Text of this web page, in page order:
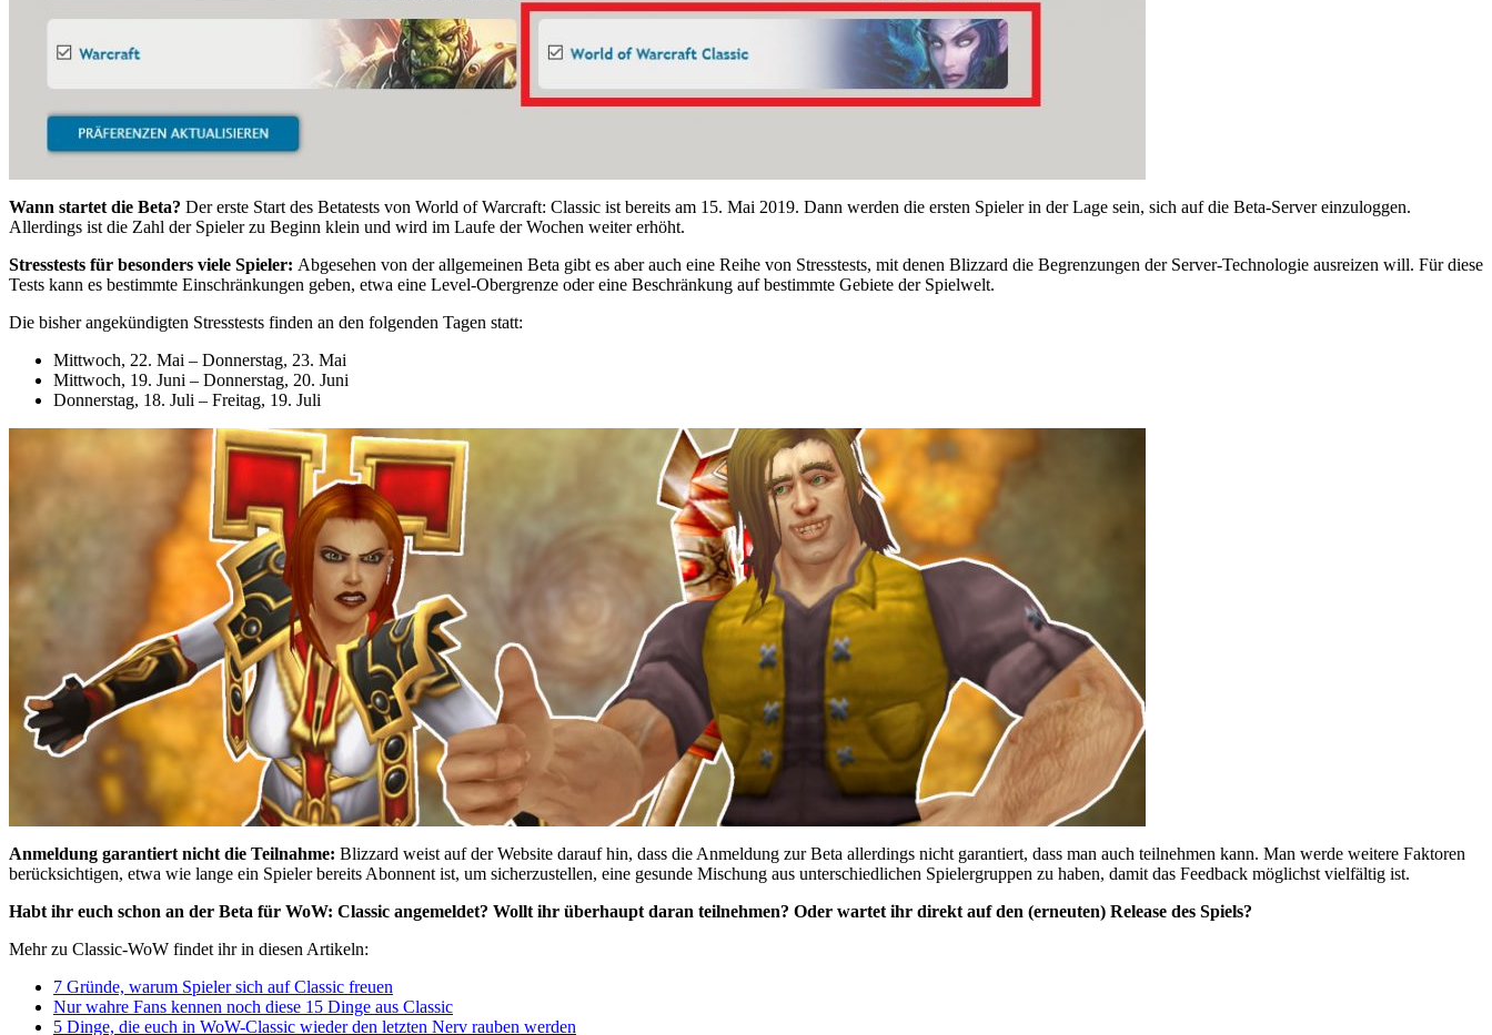
Wann startet die Beta? Der erste Start des Betatests von World of Warcraft: Classic ist bereits am 15. Mai 2019. Dann werden die ersten Spieler in der Lage sein, sich auf die Beta-Server einzuloggen.
Allerdings ist die Zahl der Spieler zu Beginn klein und wird im Laufe der Wochen weiter erhöht.
Stresstests für besonders viele Spieler: Abgesehen von der allgemeinen Beta gibt es aber auch eine Reihe von Stresstests, mit denen Blizzard die Begrenzungen der Server-Technologie ausreizen will. Für diese
Tests kann es bestimmte Einschränkungen geben, etwa eine Level-Obergrenze oder eine Beschränkung auf bestimmte Gebiete der Spielwelt.
Die bisher angekündigten Stresstests finden an den folgenden Tagen statt:
Mittwoch, 22. Mai – Donnerstag, 23. Mai
Mittwoch, 19. Juni – Donnerstag, 20. Juni
Donnerstag, 18. Juli – Freitag, 19. Juli
Anmeldung garantiert nicht die Teilnahme: Blizzard weist auf der Website darauf hin, dass die Anmeldung zur Beta allerdings nicht garantiert, dass man auch teilnehmen kann. Man werde weitere Faktoren
berücksichtigen, etwa wie lange ein Spieler bereits Abonnent ist, um sicherzustellen, eine gesunde Mischung aus unterschiedlichen Spielergruppen zu haben, damit das Feedback möglichst vielfältig ist.
Habt ihr euch schon an der Beta für WoW: Classic angemeldet? Wollt ihr überhaupt daran teilnehmen? Oder wartet ihr direkt auf den (erneuten) Release des Spiels?
Mehr zu Classic-WoW findet ihr in diesen Artikeln:
7 Gründe, warum Spieler sich auf Classic freuen
Nur wahre Fans kennen noch diese 15 Dinge aus Classic
5 Dinge, die euch in WoW-Classic wieder den letzten Nerv rauben werden